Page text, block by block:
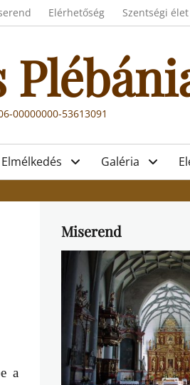
Elérhetőség Szentségi élet
00000000-53613091
Elmélkedés Galéria
a
Miserend